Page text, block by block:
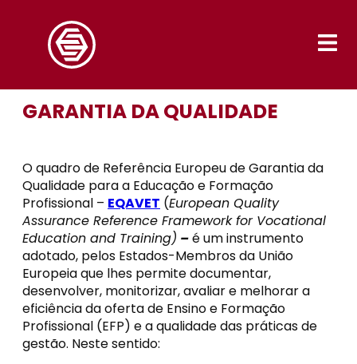
conteúdo
GARANTIA DA QUALIDADE
O quadro de Referência Europeu de Garantia da
Qualidade para a Educação e Formação
Profissional – EQAVET (European Quality
Assurance Reference Framework for Vocational
Education and Training) –é um instrumento
adotado, pelos Estados-Membros da União
Europeia que lhes permite documentar,
desenvolver, monitorizar, avaliar e melhorar a
eficiência da oferta de Ensino e Formação
Profissional (EFP) e a qualidade das práticas de
gestão. Neste sentido: